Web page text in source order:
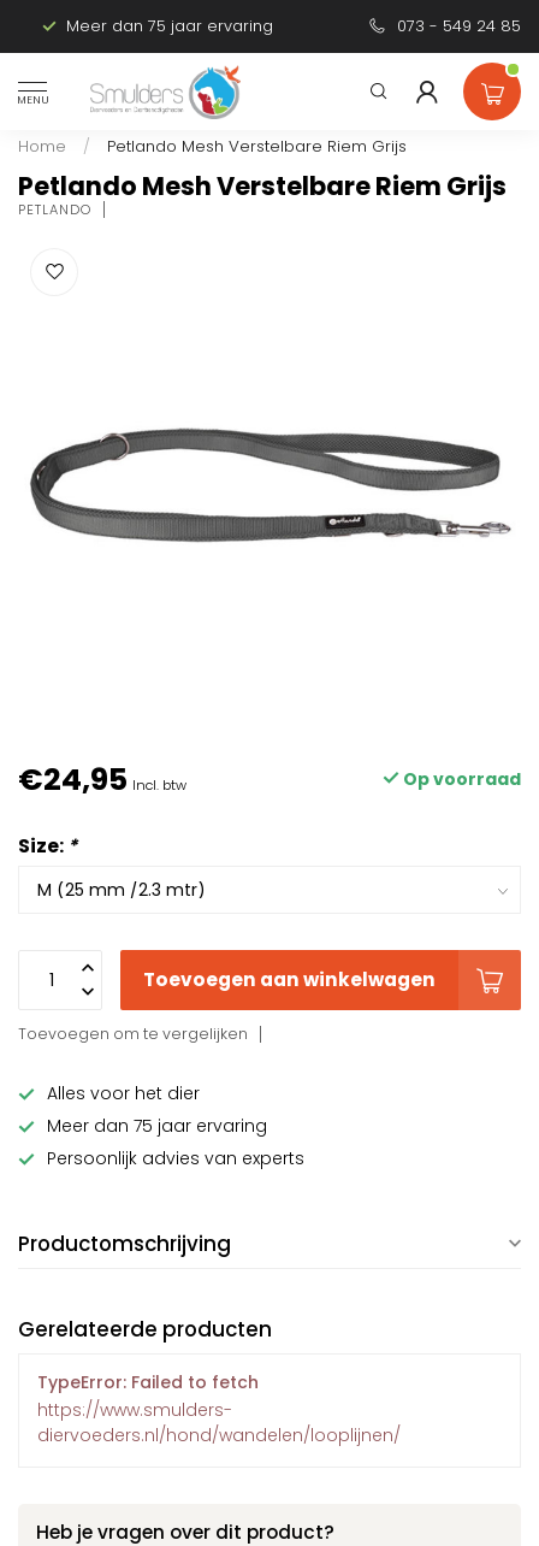
Meer dan 75 jaar ervaring Persoonlijk
073 - 549 24 85
MENU
Home / Petlando Mesh Verstelbare Riem Grijs
Petlando Mesh Verstelbare Riem Grijs
PETLANDO
€24,95 Incl. btw Op voorraad
Size: *
Toevoegen aan winkelwagen
Toevoegen om te vergelijken
Alles voor het dier
Meer dan 75 jaar ervaring
Persoonlijk advies van experts
Productomschrijving
Gerelateerde producten
TypeError: Failed to fetch
https://www.smulders-
diervoeders.nl/hond/wandelen/looplijnen/
Heb je vragen over dit product?